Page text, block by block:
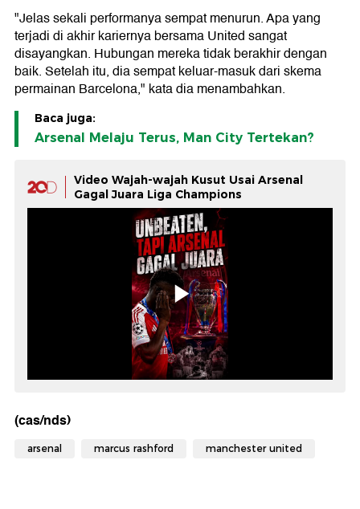
"Jelas sekali performanya sempat menurun. Apa yang
terjadi di akhir kariernya bersama United sangat
disayangkan. Hubungan mereka tidak berakhir dengan
baik. Setelah itu, dia sempat keluar-masuk dari skema
permainan Barcelona," kata dia menambahkan.
Baca juga:
Arsenal Melaju Terus, Man City Tertekan?
Video Wajah-wajah Kusut Usai Arsenal
Gagal Juara Liga Champions
(cas/nds)
arsenal marcus rashford manchester united